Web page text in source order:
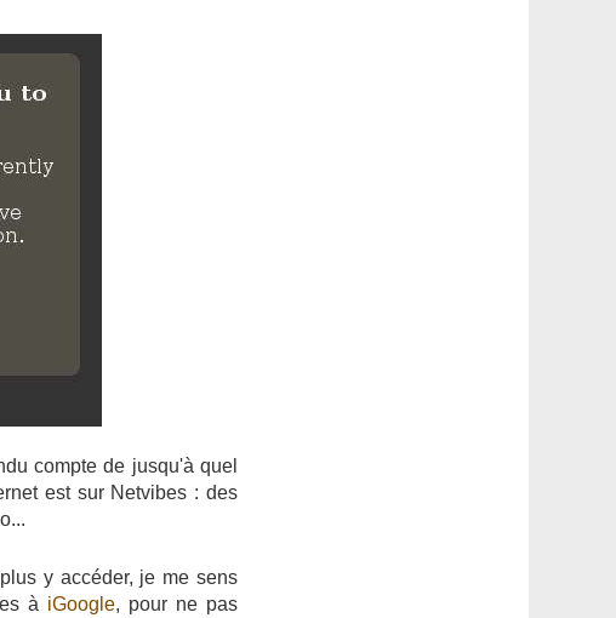
compte de jusqu'à quel
est sur Netvibes : des
y accéder, je me sens
à iGoogle, pour ne pas